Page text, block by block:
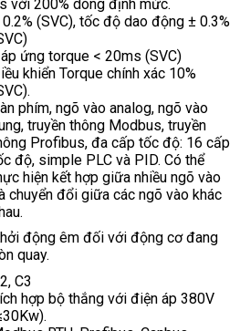
với 200% dòng định mức.
(SVC), tốc độ dao động ± 0.3%
ứng torque < 20ms (SVC)
khiển Torque chính xác 10%
phím, ngõ vào analog, ngõ vào
truyền thông Modbus, truyền
Profibus, đa cấp tốc độ: 16 cấp
độ, simple PLC và PID. Có thể
hiện kết hợp giữa nhiều ngõ vào
chuyển đổi giữa các ngõ vào khác
động êm đối với động cơ đang
quay.
C3
hợp bộ thắng với điện áp 380V